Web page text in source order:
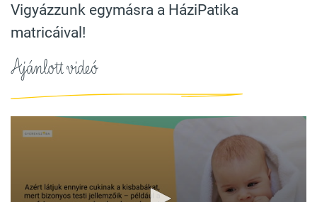
Vigyázzunk egymásra a HáziPatika
matricáival!
Ajánlott videó